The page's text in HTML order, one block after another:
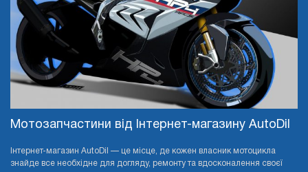
Мотозапчастини від Інтернет-магазину AutoDil
Інтернет-магазин AutoDil — це місце, де кожен власник мотоцикла
знайде все необхідне для догляду, ремонту та вдосконалення своєї